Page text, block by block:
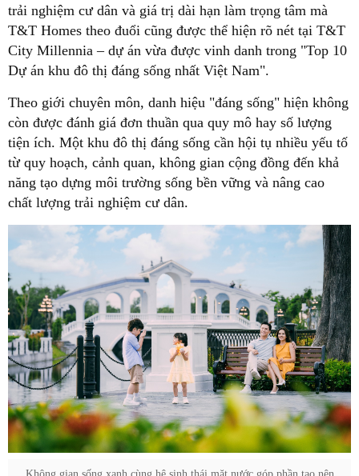
trải nghiệm cư dân và giá trị dài hạn làm trọng tâm mà
T&T Homes theo đuổi cũng được thể hiện rõ nét tại T&T
City Millennia – dự án vừa được vinh danh trong "Top 10
Dự án khu đô thị đáng sống nhất Việt Nam".
Theo giới chuyên môn, danh hiệu "đáng sống" hiện không
còn được đánh giá đơn thuần qua quy mô hay số lượng
tiện ích. Một khu đô thị đáng sống cần hội tụ nhiều yếu tố
từ quy hoạch, cảnh quan, không gian cộng đồng đến khả
năng tạo dựng môi trường sống bền vững và nâng cao
chất lượng trải nghiệm cư dân.